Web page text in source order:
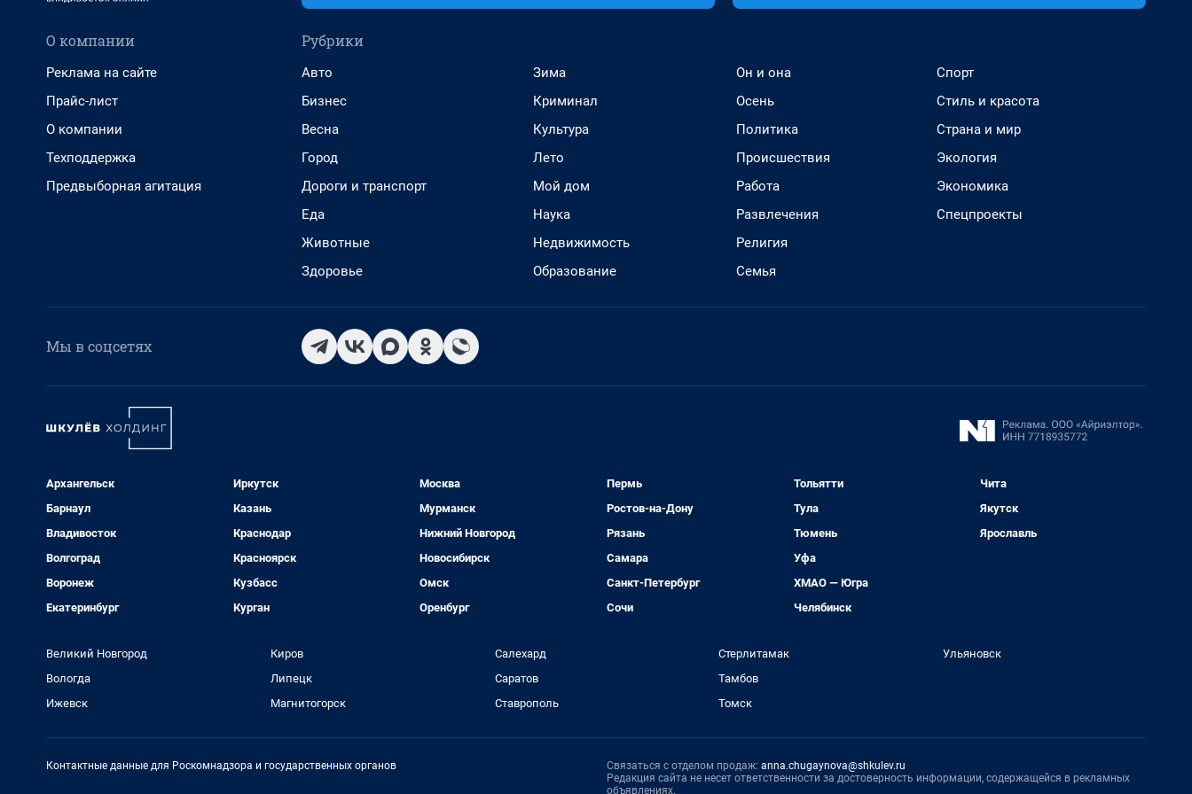
О компании
Реклама на сайте
Прайс-лист
О компании
Техподдержка
Предвыборная агитация
Рубрики
Авто
Бизнес
Весна
Город
Дороги и транспорт
Еда
Животные
Здоровье
Зима
Криминал
Культура
Лето
Мой дом
Наука
Недвижимость
Образование
Он и она
Осень
Политика
Происшествия
Работа
Развлечения
Религия
Семья
Спорт
Стиль и красота
Страна и мир
Экология
Экономика
Спецпроекты
Мы в соцсетях
Архангельск
Барнаул
Владивосток
Волгоград
Воронеж
Екатеринбург
Иркутск
Казань
Краснодар
Красноярск
Кузбасс
Курган
Москва
Мурманск
Нижний Новгород
Новосибирск
Омск
Оренбург
Пермь
Ростов-на-Дону
Рязань
Самара
Санкт-Петербург
Сочи
Тольятти
Тула
Тюмень
Уфа
ХМАО — Югра
Челябинск
Чита
Якутск
Ярославль
Великий Новгород
Вологда
Ижевск
Киров
Липецк
Магнитогорск
Салехард
Саратов
Ставрополь
Стерлитамак
Тамбов
Томск
Ульяновск
Контактные данные для Роскомнадзора и государственных органов Связаться с отделом продаж: anna.chugaynova@shkulev.ru
Редакция сайта не несет ответственности за достоверность информации, содержащейся в рекламных
объявлениях.